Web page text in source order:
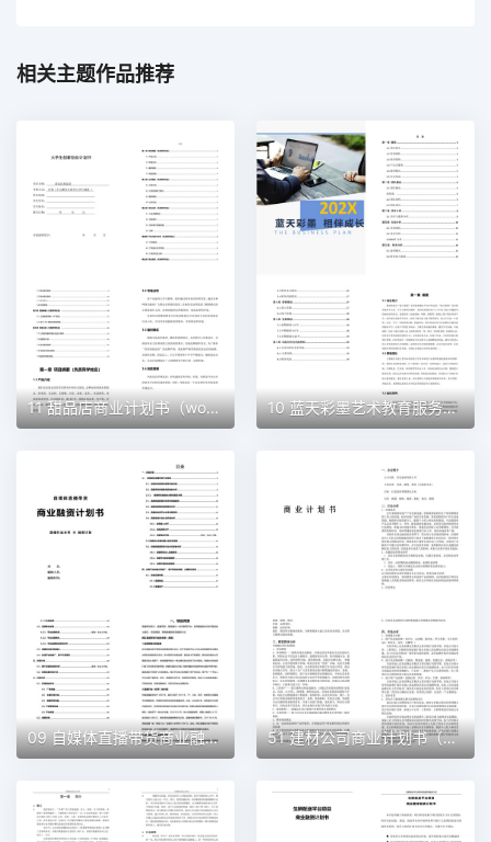
相关主题作品推荐
11 甜品店商业计划书（word+ppt配套）创业计划书word模板 10 蓝天彩墨艺术教育服务平台商业计划书（word+ppt配套）创业计划书word模板
09 自媒体直播带货商业融资计划书（word+ppt配套）创业计划书word模板 51 建材公司商业计划书（word+ppt配套）创业计划书word模板